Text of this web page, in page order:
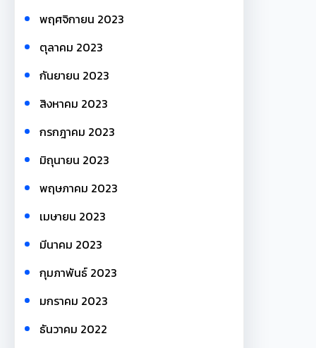
พฤศจิกายน 2023
ตุลาคม 2023
กันยายน 2023
สิงหาคม 2023
กรกฎาคม 2023
มิถุนายน 2023
พฤษภาคม 2023
เมษายน 2023
มีนาคม 2023
กุมภาพันธ์ 2023
มกราคม 2023
ธันวาคม 2022